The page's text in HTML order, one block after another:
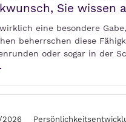
Sie wissen
eine besondere
beherrschen diese
oder sogar in der